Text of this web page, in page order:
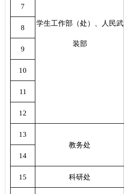
学生工作部（处）、人民武
装部
7
8
9
10
11
12
13
教务处
14
15 科研处